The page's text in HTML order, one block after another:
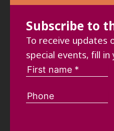
Subscribe to
To receive updates
special events, fill in